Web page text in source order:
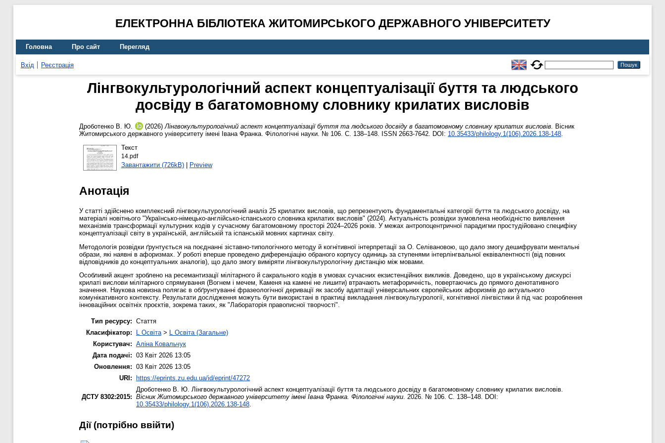
ЕЛЕКТРОННА БІБЛІОТЕКА ЖИТОМИРСЬКОГО ДЕРЖАВНОГО УНІВЕРСИТЕТУ
Головна Про сайт Перегляд
Вхід Реєстрація
Лінгвокультурологічний аспект концептуалізації буття та людського
досвіду в багатомовному словнику крилатих висловів
Дроботенко В. Ю. (2026)Лінгвокультурологічний аспект концептуалізації буття та людського досвіду в багатомовному словнику крилатих висловів. Вісник
Житомирського державного університету імені Івана Франка. Філологічні науки. № 106. С. 138–148. ISSN 2663-7642. DOI: 10.35433/philology.1(106).2026.138-148.
Текст
14.pdf
Завантажити (726kB)| Preview
Анотація
У статті здійснено комплексний лінгвокультурологічний аналіз 25 крилатих висловів, що репрезентують фундаментальні категорії буття та людського досвіду, на
матеріалі новітнього "Українсько-німецько-англійсько-іспанського словника крилатих висловів" (2024). Актуальність розвідки зумовлена необхідністю виявлення
механізмів трансформації культурних кодів у сучасному багатомовному просторі 2024–2026 років. У межах антропоцентричної парадигми простудійовано специфіку
концептуалізації світу в українській, англійській та іспанській мовних картинах світу.
Методологія розвідки ґрунтується на поєднанні зіставно-типологічного методу й когнітивної інтерпретації за О. Селівановою, що дало змогу дешифрувати ментальні
образи, які наявні в афоризмах. У роботі вперше проведено диференціацію обраного корпусу одиниць за ступенями інтерлінгвальної еквівалентності (від повних
відповідників до концептуальних аналогів), що дало змогу виміряти лінгвокультурологічну дистанцію між мовами.
Особливий акцент зроблено на ресемантизації мілітарного й сакрального кодів в умовах сучасних екзистенційних викликів. Доведено, що в українському дискурсі
крилаті вислови мілітарного спрямування (Вогнем і мечем, Каменя на камені не лишити) втрачають метафоричність, повертаючись до прямого денотативного
значення. Наукова новизна полягає в обґрунтуванні фразеологічної деривації як засобу адаптації універсальних європейських афоризмів до актуального
комунікативного контексту. Результати дослідження можуть бути використані в практиці викладання лінгвокультурології, когнітивної лінгвістики й під час розроблення
інноваційних освітніх проєктів, зокрема таких, як "Лабораторія правописної творчості".
Тип ресурсу: Стаття
Класифікатор:
L Освіта> L Освіта (Загальне)
Користувач: Аліна Ковальчук
Дата подачі: 03 Квіт 2026 13:05
Оновлення: 03 Квіт 2026 13:05
URI:
https://eprints.zu.edu.ua/id/eprint/47272
ДСТУ 8302:2015:
Дроботенко В. Ю. Лінгвокультурологічний аспект концептуалізації буття та людського досвіду в багатомовному словнику крилатих висловів.
Вісник Житомирського державного університету імені Івана Франка. Філологічні науки. 2026. № 106. С. 138–148. DOI:
10.35433/philology.1(106).2026.138-148.
Дії ​​(потрібно ввійти)